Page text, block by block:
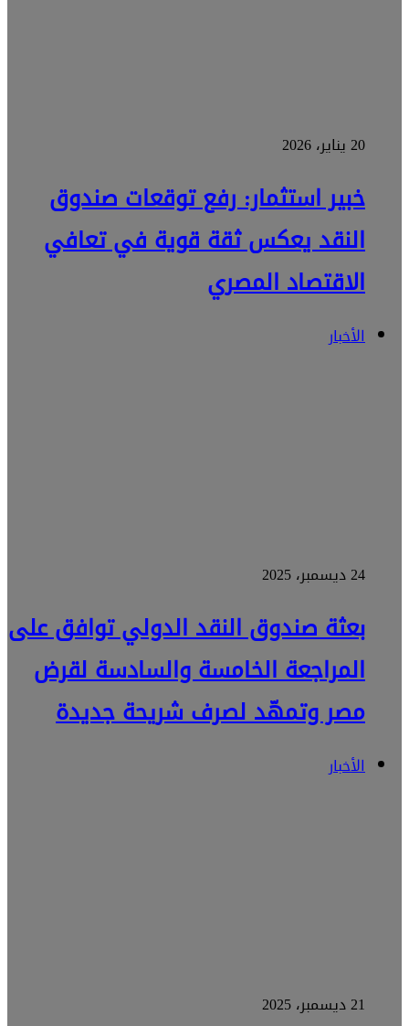
20 يناير، 2026
خبير استثمار: رفع توقعات صندوق
النقد يعكس ثقة قوية في تعافي
الاقتصاد المصري
الأخبار
24 ديسمبر، 2025
بعثة صندوق النقد الدولي توافق على
المراجعة الخامسة والسادسة لقرض
مصر وتمهّد لصرف شريحة جديدة
الأخبار
21 ديسمبر، 2025